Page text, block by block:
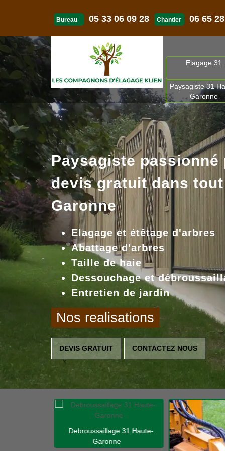
Bureau 05 33 06 09 28 Chantier 06 65
Elagage 31
Paysagiste 31
Garonne
Paysagiste passionné
devis gratuit dans tout
Garonne
Elagage et étêtage d'arbres
Abattage d'arbres
Taille de haie
Dessouchage et
Entretien de jardin
Nos realisations
DEVIS GRATUIT CONTACTEZ NOUS
Debroussaillage 31 Haute-
Garonne